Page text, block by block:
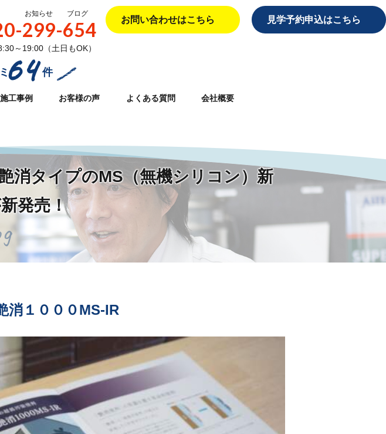
お知らせ ブログ
299-654
～19:00（土日もOK）
お問い合わせはこちら 見学予約申込はこちら
64 件
施工事例 お客様の声 よくある質問 会社概要
ードが新発売！
wp-content/themes/daiei/single.phpon line10
消タイプのMS（無機シリコン）新
発売！
消１０００MS‐IR